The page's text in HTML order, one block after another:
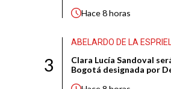
Hace8 horas
3
ABELARDO DE LA
Clara Lucía Sandoval
Bogotá designada por